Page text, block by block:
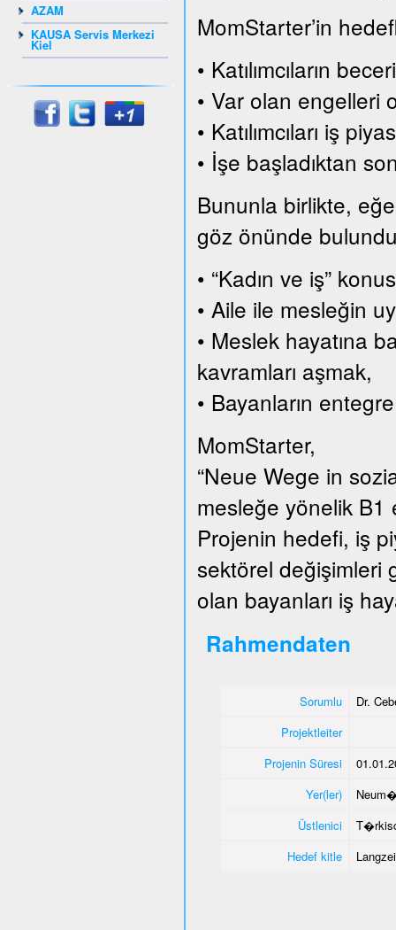
AZAM
KAUSA Servis Merkezi
Kiel
MomStarter’in
• Katılımcıların
• Var olan engelleri
• Katılımcıları iş
• İşe başladıktan
Bununla birlikte,
göz önünde
• “Kadın ve iş”
• Aile ile mesleğin
• Meslek hayatına
kavramları aşmak,
• Bayanların
MomStarter,
“Neue Wege in
mesleğe yönelik B1
Projenin hedefi, iş
sektörel değişimleri
olan bayanları iş
Rahmendaten
Sorumlu
Dr.
Projektleiter
Projenin Süresi
Yer(ler)
Üstlenici
Hedef kitle